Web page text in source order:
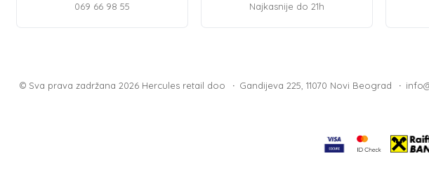
069 66 98 55 Najkasnije do 21h
© Sva prava zadržana 2026 Hercules retail doo Gandijeva 225, 11070 Novi Beograd